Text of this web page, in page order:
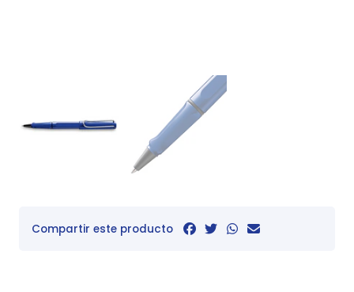
Compartir este producto